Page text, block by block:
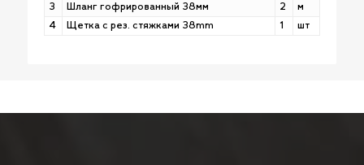
3 Шланг гофрированный 38мм 2
м
4
Щетка с рез. стяжками 38mm 1 шт